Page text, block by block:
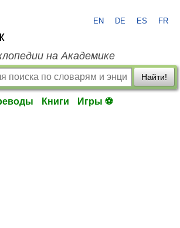
EN DE ES FR
на Академике
Найти!
Книги Игры ⚽